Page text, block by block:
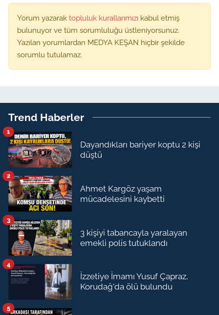
Yorum yazarak topluluk kurallarımızı kabul etmiş
bulunuyor ve tüm sorumluluğu üstleniyorsunuz.
Yazılan yorumlardan MEDYA KEŞAN hiçbir şekilde
sorumlu tutulamaz.
Trend Haberler
Dayandıkları bariyer koptu 2 kişi
düştü
1
Ahmet Kargöz yaşam
mücadelesini kaybetti
2
3 kişiyi tabancayla yaralayan
emekli polis tutuklandı
3
İzzetiye İmamı Yusuf Çapraz,
Korudağ'da ölü bulundu
4
5